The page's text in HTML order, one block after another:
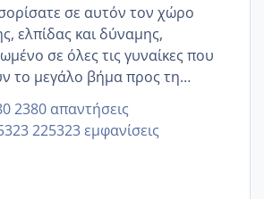
σε αυτόν τον χώρο
ελπίδας και δύναμης,
σε όλες τις γυναίκες που
το μεγάλο βήμα προς τη
μέσω εξωσωματικής το 2025.
μοιραστούμε αγωνίες, χαρές,
και κάθε μικρή ή μεγάλη
2380 απαντήσεις
225323 εμφανίσεις